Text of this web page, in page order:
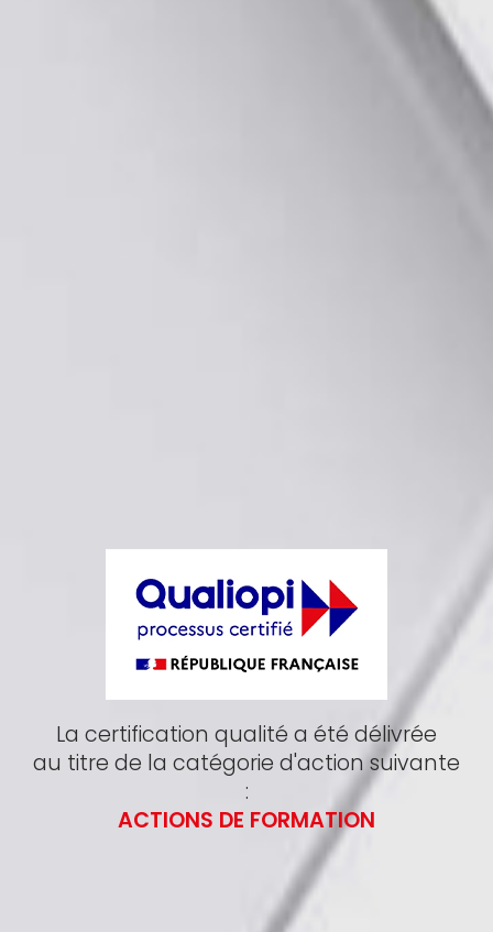
La certification qualité a été délivrée
au titre de la catégorie d'action suivante
:
ACTIONS DE FORMATION